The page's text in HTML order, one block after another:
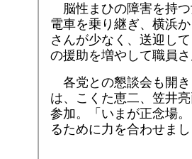
脳性まひの障害を持
電車を乗り継ぎ、横浜
さんが少なく、送迎し
の援助を増やして職員
各党との懇談会も開
は、こくた恵二、笠井
参加。「いまが正念場
るために力を合わせま